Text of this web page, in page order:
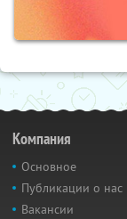
Компания
Основное
Публикации о нас
Вакансии